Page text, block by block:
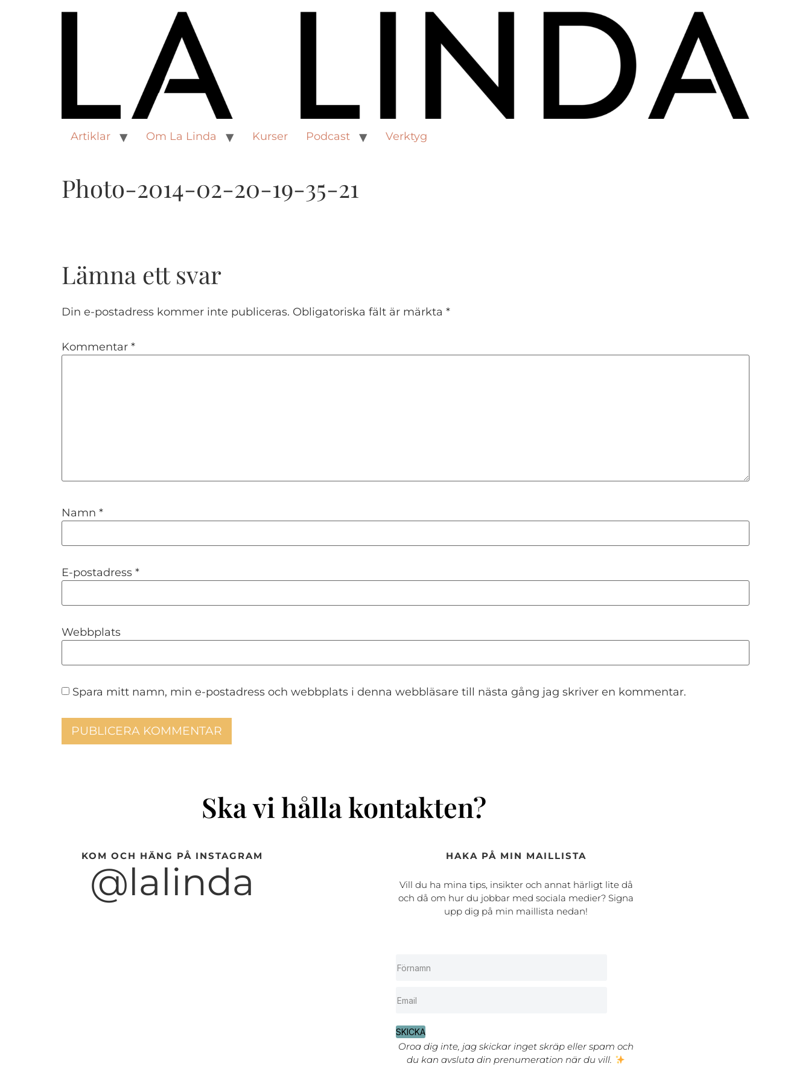
Artiklar Om La Linda Kurser Podcast Verktyg
Photo-2014-02-20-19-35-21
Lämna ett svar
Din e-postadress kommer inte publiceras. Obligatoriska fält är märkta *
Kommentar *
Namn *
E-postadress *
Webbplats
Spara mitt namn, min e-postadress och webbplats i denna webbläsare till nästa gång jag skriver en kommentar.
Ska vi hålla kontakten?
KOM OCH HÄNG PÅ INSTAGRAM
@lalinda
HAKA PÅ MIN MAILLISTA
Vill du ha mina tips, insikter och annat härligt lite då
och då om hur du jobbar med sociala medier? Signa
upp dig på min maillista nedan!
SKICKA
Oroa dig inte, jag skickar inget skräp eller spam och
du kan avsluta din prenumeration när du vill.